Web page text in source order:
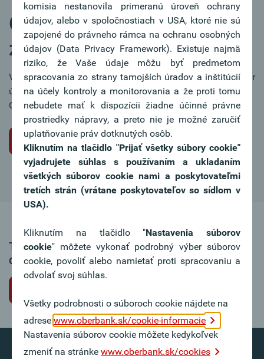
Oberbank ako
zamestnávateľ
Viac než 2.000 zamestnancov predstavuje dôležitý faktor
úspechu.
Chcete sa tiež stať súčasťou nášho tímu?
Iniciatívna žiadosť o miesto
Táto ponuka pracovného miesta už nie je k
dispozícii.
komisia nestanovila primeranú úroveň ochrany
údajov, alebo v spoločnostiach v USA, ktoré nie sú
zapojené do právneho rámca na ochranu osobných
údajov (Data Privacy Framework). Existuje najmä
riziko, že Vaše údaje môžu byť predmetom
spracovania zo strany tamojších úradov a inštitúcií
na účely kontroly a monitorovania a že proti tomu
nebudete mať k dispozícii žiadne účinné právne
prostriedky nápravy, a preto nie je možné zaručiť
uplatňovanie práv dotknutých osôb.
Kliknutím na tlačidlo "Prijať všetky súbory cookie"
vyjadrujete súhlas s používaním a ukladaním
všetkých súborov cookie nami a poskytovateľmi
tretích strán (vrátane poskytovateľov so sídlom v
USA).
Kliknutím na tlačidlo "Nastavenia súborov
cookie" môžete vykonať podrobný výber súborov
cookie, povoliť alebo namietať proti spracovaniu a
odvolať svoj súhlas.
Všetky podrobnosti o súboroch cookie nájdete na
adrese www.oberbank.sk/cookie-informacie
Nastavenia súborov cookie môžete kedykoľvek
zmeniť na stránke www.oberbank.sk/cookies